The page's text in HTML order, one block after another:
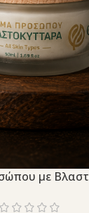
με